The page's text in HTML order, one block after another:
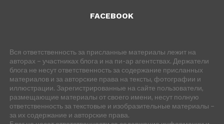
FACEBOOK
Вся ответственность за присланные материалы лежит на
авторах – участниках блога и на пи-ар агентствах. Держатели
блога не несут ответственность за содержание присланных
материалов и за авторские права на тексты, фотографии и
иллюстрации. Зарегистрированные на сайте пользователи,
размещающие материалы от своего имени, несут полную
ответственность за текстовые и изобразительные материалы –
за их содержание и авторские права.